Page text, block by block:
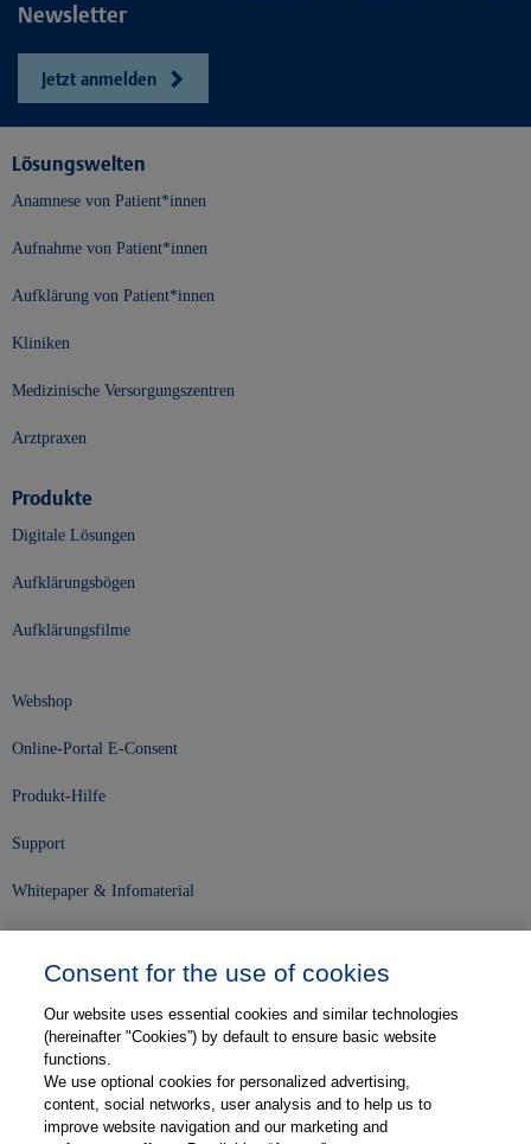
Newsletter
Jetzt anmelden
Lösungswelten
Anamnese von Patient*innen
Aufnahme von Patient*innen
Aufklärung von Patient*innen
Kliniken
Medizinische Versorgungszentren
Arztpraxen
Produkte
Digitale Lösungen
Aufklärungsbögen
Aufklärungsfilme
Webshop
Online-Portal E-Consent
Produkt-Hilfe
Support
Whitepaper & Infomaterial
Karriere
Kontakt
Web-Semniare
Consent for the use of cookies
Our website uses essential cookies and similar technologies
(hereinafter "Cookies”) by default to ensure basic website
functions.
We use optional cookies for personalized advertising,
content, social networks, user analysis and to help us to
improve website navigation and our marketing and